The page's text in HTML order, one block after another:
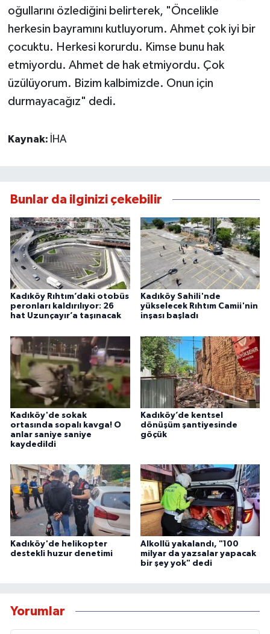
oğullarını özlediğini belirterek, "Öncelikle
herkesin bayramını kutluyorum. Ahmet çok iyi bir
çocuktu. Herkesi korurdu. Kimse bunu hak
etmiyordu. Ahmet de hak etmiyordu. Çok
üzülüyorum. Bizim kalbimizde. Onun için
durmayacağız" dedi.
Kaynak: İHA
Bunlar da ilginizi çekebilir
Kadıköy Rıhtım’daki otobüs
peronları kaldırılıyor: 26
hat Uzunçayır’a taşınacak
Kadıköy Sahili'nde
yükselecek Rıhtım Camii'nin
inşası başladı
Kadıköy'de sokak
ortasında sopalı kavga! O
anlar saniye saniye
kaydedildi
Kadıköy’de kentsel
dönüşüm şantiyesinde
göçük
Kadıköy'de helikopter
destekli huzur denetimi
Alkollü yakalandı, "100
milyar da yazsalar yapacak
bir şey yok" dedi
Yorumlar